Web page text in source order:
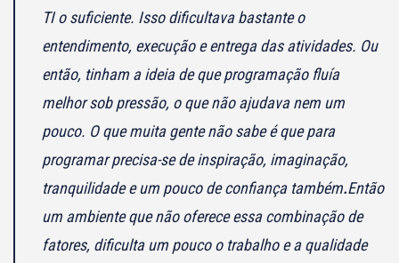
TI o suficiente. Isso dificultava bastante o
entendimento, execução e entrega das atividades. Ou
então, tinham a ideia de que programação fluía
melhor sob pressão, o que não ajudava nem um
pouco. O que muita gente não sabe é que para
programar precisa-se de inspiração, imaginação,
tranquilidade e um pouco de confiança também.Então
um ambiente que não oferece essa combinação de
fatores, dificulta um pouco o trabalho e a qualidade